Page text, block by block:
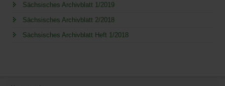
Sächsisches Archivblatt 1/2019
Sächsisches Archivblatt 2/2018
Sächsisches Archivblatt Heft 1/2018